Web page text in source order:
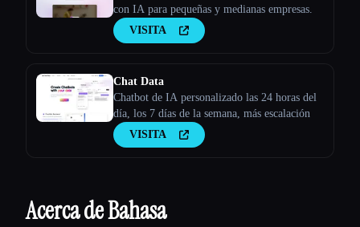
con IA para pequeñas y medianas empresas.
VISITA
Chat Data
Chatbot de IA personalizado las 24 horas del
día, los 7 días de la semana, más escalación
VISITA
Acerca de Bahasa